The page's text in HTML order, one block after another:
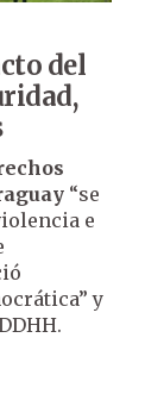
del
“se
e
y